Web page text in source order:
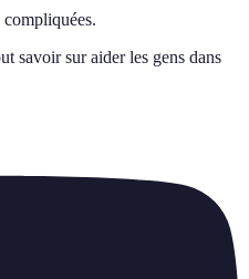
compliquées.
savoir sur aider les gens dans